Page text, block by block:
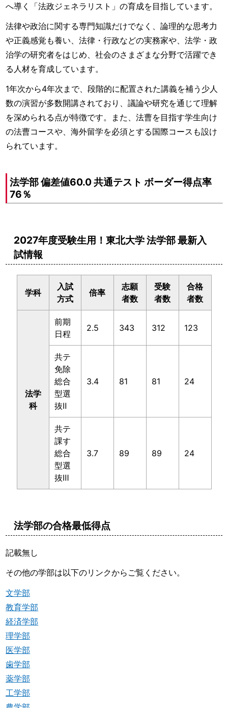
へ導く「法政ジェネラリスト」の育成を目指しています。
法律や政治に関する専門知識だけでなく、論理的な思考力
や正義感覚も養い、法律・行政などの実務家や、法学・政
治学の研究者をはじめ、社会のさまざまな分野で活躍でき
る人材を育成しています。
1年次から4年次まで、段階的に配置された講義を補う少人
数の演習が多数開講されており、議論や研究を通じて理解
を深められる点が特徴です。また、法曹を目指す学生向け
の法曹コースや、海外留学を必須とする国際コースも設け
られています。
法学部 偏差値60.0 共通テスト ボーダー得点率
76％
2027年度受験生用！東北大学 法学部 最新入
試情報
学科
入試
方式
倍率
志願
者数
受験
者数
合格
者数
法学
科
前期
日程
2.5 343 312 123
共テ
免除
総合
型選
抜Ⅱ
3.4 81 81 24
共テ
課す
総合
型選
抜Ⅲ
3.7 89 89 24
法学部の合格最低得点
記載無し
その他の学部は以下のリンクからご覧ください。
文学部
教育学部
経済学部
理学部
医学部
歯学部
薬学部
工学部